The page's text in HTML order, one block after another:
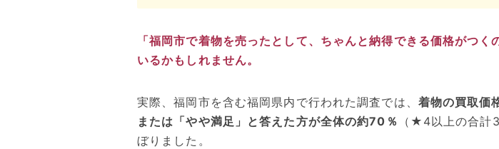
「福岡市で着物を売ったとして、ちゃんと納得できる価格がつく
いるかもしれません。
実際、福岡市を含む福岡県内で行われた調査では、 着物の買取価
または「やや満足」と答えた方が全体の約70％
（★4以上の合計
ぼりました。